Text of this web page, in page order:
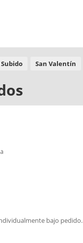
San Valentín
bajo pedido.